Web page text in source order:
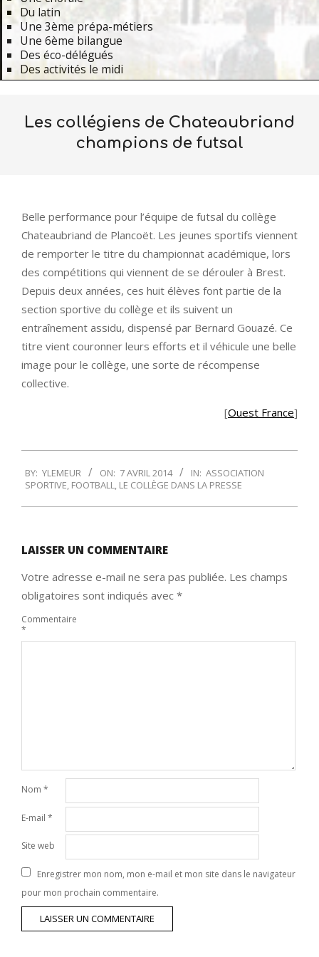
Du latin
Une 3ème prépa-métiers
Une 6ème bilangue
Des éco-délégués
Des activités le midi
Menu
Les collégiens de Chateaubriand
champions de futsal
Belle performance pour l’équipe de futsal du collège
Chateaubriand de Plancoët. Les jeunes sportifs viennent
de remporter le titre du championnat académique, lors
des compétitions qui viennent de se dérouler à Brest.
Depuis deux années, ces huit élèves font partie de la
section sportive du collège et ils suivent un
entraînement assidu, dispensé par Bernard Gouazé. Ce
titre vient couronner leurs efforts et il véhicule une belle
image pour le collège, une sorte de récompense
collective.
[Ouest France]
04-
BY: YLEMEUR ON: 7 AVRIL 2014 IN: ASSOCIATION
SPORTIVE, FOOTBALL, LE COLLÈGE DANS LA PRESSE
LAISSER UN COMMENTAIRE
Votre adresse e-mail ne sera pas publiée. Les champs
obligatoires sont indiqués avec *
Commentaire
*
Nom *
E-mail *
Site web
Enregistrer mon nom, mon e-mail et mon site dans le navigateur
pour mon prochain commentaire.